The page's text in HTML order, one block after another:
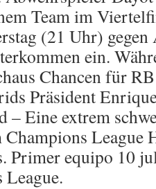
Team im
(21 Uhr)
ein.
Chancen für
Präsident
Eine extrem
League
Primer equipo 10